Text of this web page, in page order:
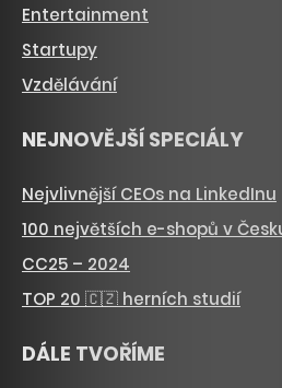
Entertainment
Startupy
Vzdělávání
NEJNOVĚJŠÍ SPECIÁLY
Nejvlivnější CEOs na LinkedInu
100 největších e-shopů v
CC25 – 2024
TOP 20 🇨🇿 herních studií
DÁLE TVOŘÍME